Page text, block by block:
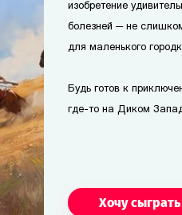
изобретение
болезней — не
для маленького
Будь готов к
где-то на Диком
Хочу сыграть